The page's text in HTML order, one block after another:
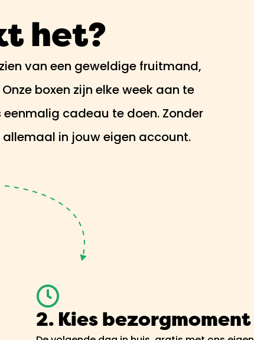
het?
van een geweldige fruitmand,
boxen zijn elke week aan te
cadeau te doen. Zonder
in jouw eigen account.
2. Kies bezorgmoment